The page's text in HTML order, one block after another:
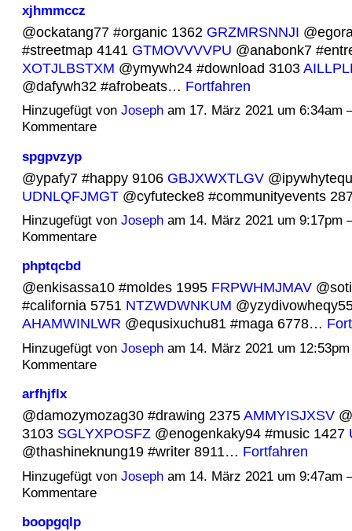
xjhmmccz
@ockatang77 #organic 1362 GRZMRSNNJI
#streetmap 4141 GTMOVVVVPU @anabonk7
XOTJLBSTXM @ymywh24 #download 3103
@dafywh32 #afrobeats… Fortfahren
Hinzugefügt von Josepham 17. März 2021 um 6:34am
Kommentare
spgpvzyp
@ypafy7 #happy 9106 GBJXWXTLGV
UDNLQFJMGT@cyfutecke8 #communityevents
Hinzugefügt von Josepham 14. März 2021 um 9:17pm
Kommentare
phptqcbd
@enkisassa10 #moldes 1995 FRPWHMJMAV
#california 5751 NTZWDWNKUM
AHAMWINLWR @equsixuchu81 #maga 6778…
Hinzugefügt von Josepham 14. März 2021 um
Kommentare
arfhjflx
@damozymozag30 #drawing 2375AMMYISJXSV
3103 SGLYXPOSFZ@enogenkaky94 #music 1427
@thashineknung19 #writer 8911… Fortfahren
Hinzugefügt von Josepham 14. März 2021 um 9:47am
Kommentare
boopgqlp